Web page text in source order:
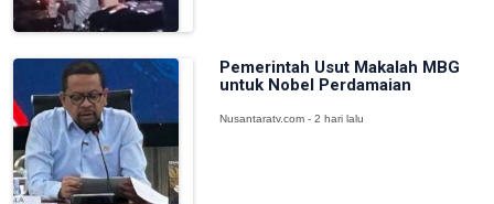
Pemerintah Usut Makalah MBG
untuk Nobel Perdamaian
Nusantaratv.com - 2 hari lalu